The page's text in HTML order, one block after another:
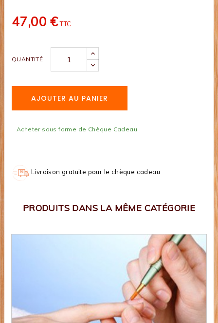
47,00 € TTC
QUANTITÉ
AJOUTER AU PANIER
Acheter sous forme de Chèque Cadeau
Livraison gratuite pour le chèque cadeau
PRODUITS DANS LA MÊME CATÉGORIE